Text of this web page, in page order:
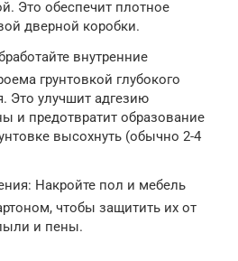
Это обеспечит плотное
дверной коробки.
внутренние
грунтовкой глубокого
Это улучшит адгезию
и предотвратит образование
высохнуть (обычно 2-4
Накройте пол и мебель
чтобы защитить их от
и пены.